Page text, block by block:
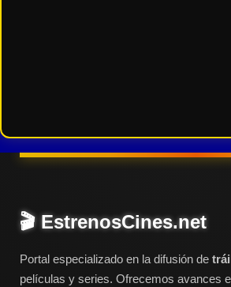
🎬 EstrenosCines.net
Portal especializado en la difusión de
películas y series. Ofrecemos avances